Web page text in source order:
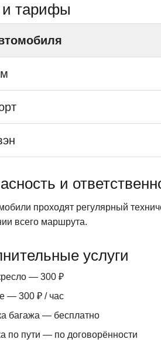
тарифы
и
проходят регулярный
всего маршрута.
услуги
— 300 ₽
— 300 ₽ / час
багажа — бесплатно
по пути — по договорённости